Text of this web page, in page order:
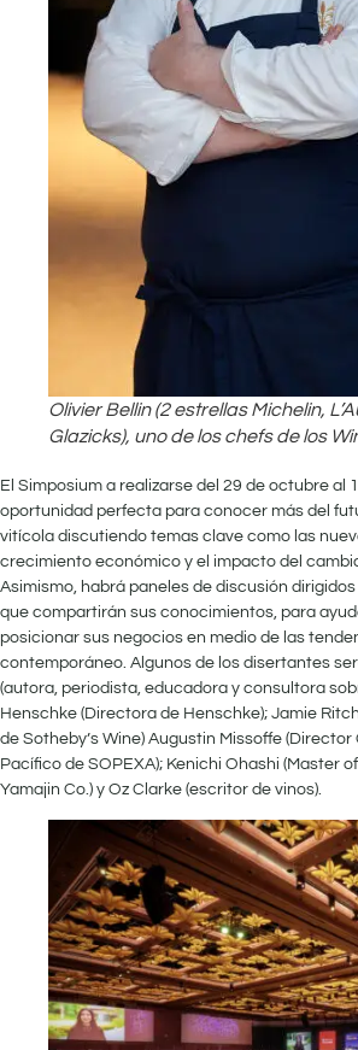
Olivier Bellin (2 estrellas Michelin,
Glazicks), uno de los chefs de los
El Simposium a realizarse del 29 de octubre al
oportunidad perfecta para conocer más del
vitícola discutiendo temas clave como las
crecimiento económico y el impacto del
Asimismo, habrá paneles de discusión
que compartirán sus conocimientos, para
posicionar sus negocios en medio de las
contemporáneo. Algunos de los disertantes
(autora, periodista, educadora y consultora
Henschke (Directora de Henschke); Jamie
de Sotheby’s Wine) Augustin Missoffe
Pacífico de SOPEXA); Kenichi Ohashi (Master
Yamajin Co.) y Oz Clarke (escritor de vinos).